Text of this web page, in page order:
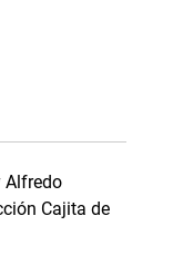
Alfredo
Cajita de